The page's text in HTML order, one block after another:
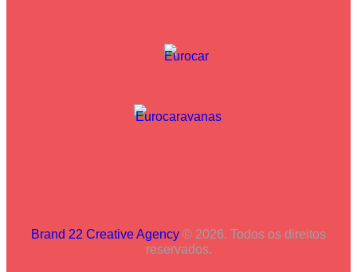
Brand 22 Creative Agency © 2026. Todos os direitos
reservados.